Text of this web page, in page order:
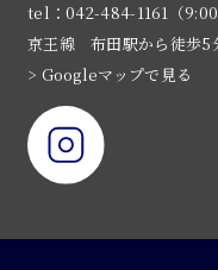
tel：042-484-1161（9:00
京王線 布田駅から徒歩5
> Googleマップで見る